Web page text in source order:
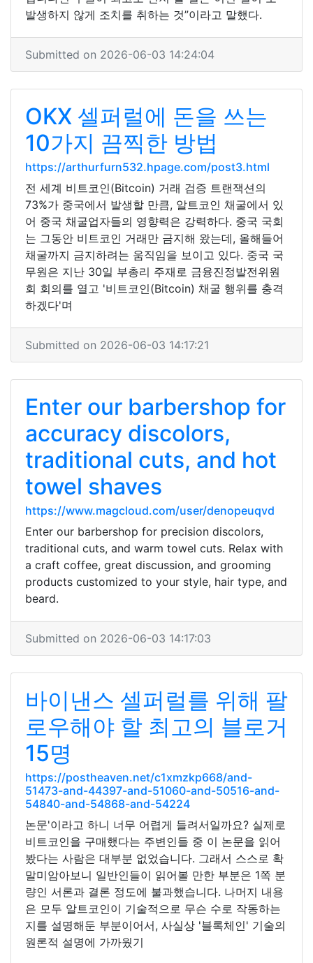
발생하지 않게 조치를 취하는 것”이라고 말했다.
Submitted on 2026-06-03 14:24:04
OKX 셀퍼럴에 돈을 쓰는
10가지 끔찍한 방법
https://arthurfurn532.hpage.com/post3.html
전 세계 비트코인(Bitcoin) 거래 검증 트랜잭션의
73%가 중국에서 발생할 만큼, 알트코인 채굴에서 있
어 중국 채굴업자들의 영향력은 강력하다. 중국 국회
는 그동안 비트코인 거래만 금지해 왔는데, 올해들어
채굴까지 금지하려는 움직임을 보이고 있다. 중국 국
무원은 지난 30일 부총리 주재로 금융진정발전위원
회 회의를 열고 '비트코인(Bitcoin) 채굴 행위를 충격
하겠다'며
Submitted on 2026-06-03 14:17:21
Enter our barbershop for
accuracy discolors,
traditional cuts, and hot
towel shaves
https://www.magcloud.com/user/denopeuqvd
Enter our barbershop for precision discolors,
traditional cuts, and warm towel cuts. Relax with
a craft coffee, great discussion, and grooming
products customized to your style, hair type, and
beard.
Submitted on 2026-06-03 14:17:03
바이낸스 셀퍼럴를 위해 팔
로우해야 할 최고의 블로거
15명
https://postheaven.net/c1xmzkp668/and-
51473-and-44397-and-51060-and-50516-and-
54840-and-54868-and-54224
논문'이라고 하니 너무 어렵게 들려서일까요? 실제로
비트코인을 구매했다는 주변인들 중 이 논문을 읽어
봤다는 사람은 대부분 없었습니다. 그래서 스스로 확
말미암아보니 일반인들이 읽어볼 만한 부분은 1쪽 분
량인 서론과 결론 정도에 불과했습니다. 나머지 내용
은 모두 알트코인이 기술적으로 무슨 수로 작동하는
지를 설명해둔 부분이어서, 사실상 '블록체인' 기술의
원론적 설명에 가까웠기